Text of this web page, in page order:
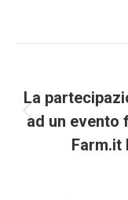
La
ad un evento
Farm.it